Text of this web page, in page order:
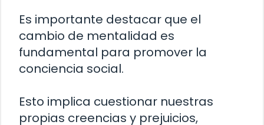
Es importante destacar que el
cambio de mentalidad es
fundamental para promover la
conciencia social.
Esto implica cuestionar nuestras
propias creencias y prejuicios,